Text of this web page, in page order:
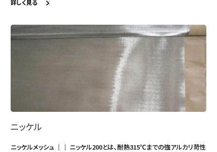
詳しく見る
ニッケル
ニッケルメッシュ ｜｜ ニッケル200とは、耐熱315℃までの強アルカリ苛性